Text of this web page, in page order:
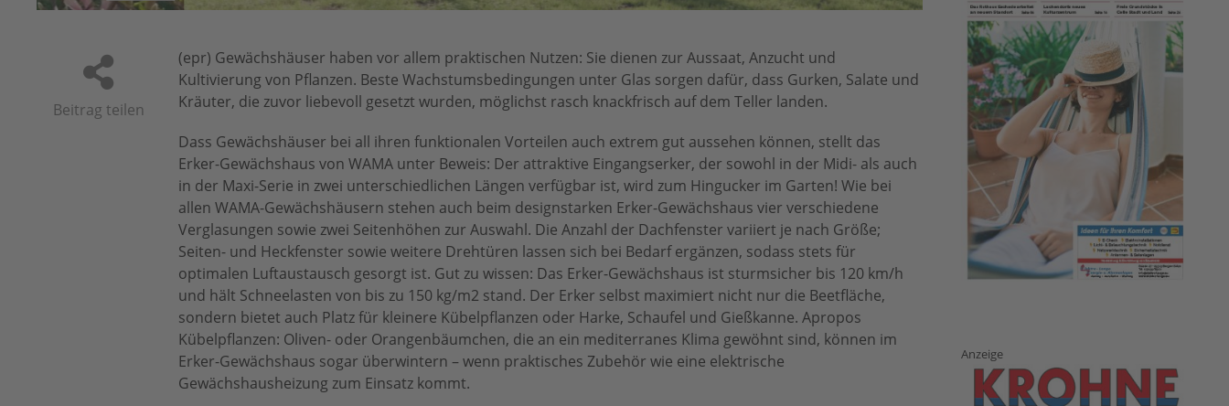
Beitrag teilen
(epr) Gewächshäuser haben vor allem praktischen Nutzen: Sie dienen zur Aussaat, Anzucht und
Kultivierung von Pflanzen. Beste Wachstumsbedingungen unter Glas sorgen dafür, dass Gurken, Salate und
Kräuter, die zuvor liebevoll gesetzt wurden, möglichst rasch knackfrisch auf dem Teller landen.
Dass Gewächshäuser bei all ihren funktionalen Vorteilen auch extrem gut aussehen können, stellt das
Erker-Gewächshaus von WAMA unter Beweis: Der attraktive Eingangserker, der sowohl in der Midi- als auch
in der Maxi-Serie in zwei unterschiedlichen Längen verfügbar ist, wird zum Hingucker im Garten! Wie bei
allen WAMA-Gewächshäusern stehen auch beim designstarken Erker-Gewächshaus vier verschiedene
Verglasungen sowie zwei Seitenhöhen zur Auswahl. Die Anzahl der Dachfenster variiert je nach Größe;
Seiten- und Heckfenster sowie weitere Drehtüren lassen sich bei Bedarf ergänzen, sodass stets für
optimalen Luftaustausch gesorgt ist. Gut zu wissen: Das Erker-Gewächshaus ist sturmsicher bis 120 km/h
und hält Schneelasten von bis zu 150 kg/m2 stand. Der Erker selbst maximiert nicht nur die Beetfläche,
sondern bietet auch Platz für kleinere Kübelpflanzen oder Harke, Schaufel und Gießkanne. Apropos
Kübelpflanzen: Oliven- oder Orangenbäumchen, die an ein mediterranes Klima gewöhnt sind, können im
Erker-Gewächshaus sogar überwintern – wenn praktisches Zubehör wie eine elektrische
Gewächshausheizung zum Einsatz kommt.
Anzeige